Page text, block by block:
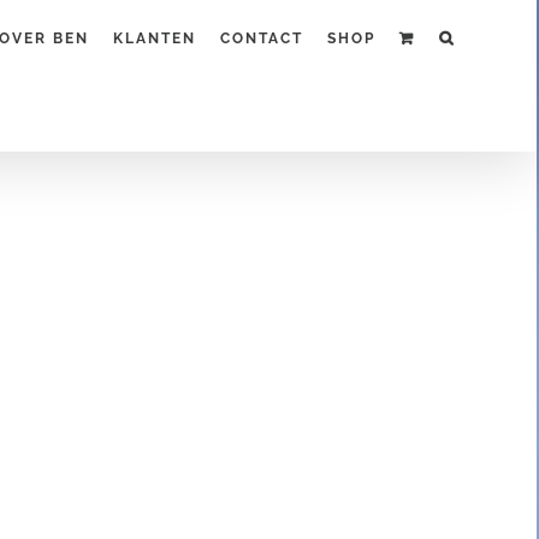
OVER BEN KLANTEN CONTACT SHOP